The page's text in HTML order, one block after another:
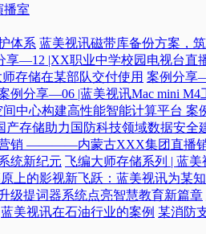
播室
体系 蓝美视讯磁带库备份方案，
享—12 |XX职业中学校园电视台直
存储在某部队交付使用 案例分享
例分享—06 |蓝美视讯Mac mini
中心构建高性能智能计算平台​ 案
存储助力国防科技领域数据安全
营销 ————内蒙古XXX集团直播
统新纪元 飞编大师存储系列 | 蓝
上的影视新飞跃：蓝美视讯为某
级提词器系统点亮智慧教育新篇章
蓝美视讯在石油行业的案例 某消防